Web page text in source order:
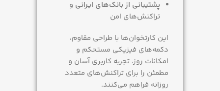
پشتیبانی از بانک‌های ایرانی و
تراکنش‌های امن
این کارتخوان‌ها با طراحی مقاوم،
دکمه‌های فیزیکی مستحکم و
امکانات روز، تجربه کاربری آسان و
مطمئن را برای تراکنش‌های متعدد
روزانه فراهم می‌کنند.